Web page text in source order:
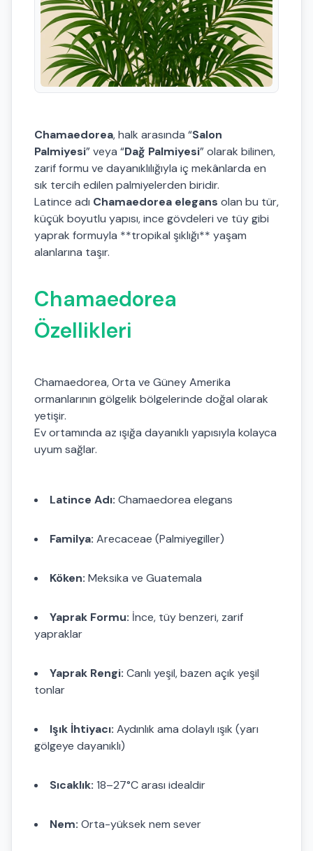
Chamaedorea, halk arasında “Salon
Palmiyesi” veya “Dağ Palmiyesi” olarak bilinen,
zarif formu ve dayanıklılığıyla iç mekânlarda en
sık tercih edilen palmiyelerden biridir.
Latince adı Chamaedorea elegans olan bu tür,
küçük boyutlu yapısı, ince gövdeleri ve tüy gibi
yaprak formuyla **tropikal şıklığı** yaşam
alanlarına taşır.
Chamaedorea
Özellikleri
Chamaedorea, Orta ve Güney Amerika
ormanlarının gölgelik bölgelerinde doğal olarak
yetişir.
Ev ortamında az ışığa dayanıklı yapısıyla kolayca
uyum sağlar.
Latince Adı: Chamaedorea elegans
Familya: Arecaceae (Palmiyegiller)
Köken: Meksika ve Guatemala
Yaprak Formu: İnce, tüy benzeri, zarif
yapraklar
Yaprak Rengi: Canlı yeşil, bazen açık yeşil
tonlar
Işık İhtiyacı: Aydınlık ama dolaylı ışık (yarı
gölgeye dayanıklı)
Sıcaklık: 18–27°C arası idealdir
Nem: Orta-yüksek nem sever